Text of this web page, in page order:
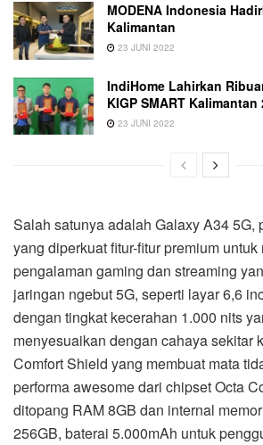
MODENA Indonesia
Kalimantan
23 JUNI 2022
IndiHome Lahirkan
KIGP SMART Kalimantan
23 JUNI 2022
Salah satunya adalah Galaxy A34 5G,
yang diperkuat fitur-fitur premium
pengalaman gaming dan streaming
jaringan ngebut 5G, seperti layar 6,6
dengan tingkat kecerahan 1.000 nits
menyesuaikan dengan cahaya sekitar
Comfort Shield yang membuat mata
performa awesome dari chipset Octa
ditopang RAM 8GB dan internal
256GB, baterai 5.000mAh untuk